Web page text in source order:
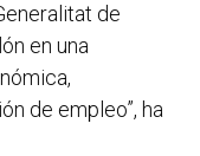
de
en una
de empleo”, ha